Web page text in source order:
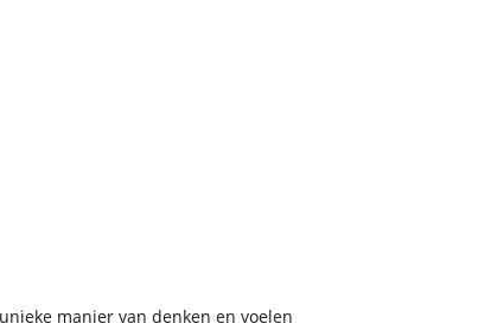
manier van denken en voelen